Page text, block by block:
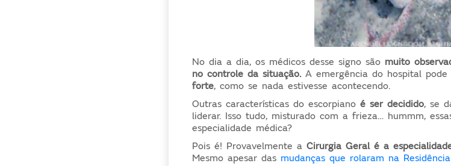
No dia a dia, os médicos desse signo são muito
no controle da situação.A emergência do hospital
forte, como se nada estivesse acontecendo.
Outras características do escorpianoé ser decidido, se
liderar. Isso tudo, misturado com a frieza… hummm,
especialidade médica?
Pois é! Provavelmente aCirurgia Geral é a
Mesmo apesar das mudanças que rolaram na